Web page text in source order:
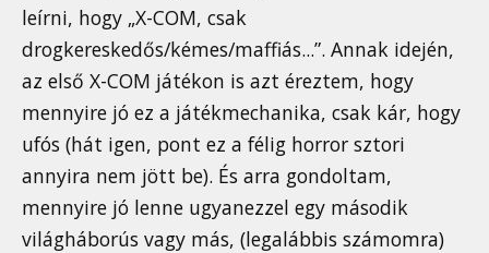
leírni, hogy „X-COM, csak
drogkereskedős/kémes/maffiás...”. Annak idején,
az első X-COM játékon is azt éreztem, hogy
mennyire jó ez a játékmechanika, csak kár, hogy
ufós (hát igen, pont ez a félig horror sztori
annyira nem jött be). És arra gondoltam,
mennyire jó lenne ugyanezzel egy második
világháborús vagy más, (legalábbis számomra)